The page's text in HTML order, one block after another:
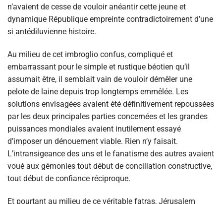
n’avaient de cesse de vouloir anéantir cette jeune et
dynamique République empreinte contradictoirement d’une
si antédiluvienne histoire.
Au milieu de cet imbroglio confus, compliqué et
embarrassant pour le simple et rustique béotien qu’il
assumait être, il semblait vain de vouloir démêler une
pelote de laine depuis trop longtemps emmêlée. Les
solutions envisagées avaient été définitivement repoussées
par les deux principales parties concernées et les grandes
puissances mondiales avaient inutilement essayé
d’imposer un dénouement viable. Rien n’y faisait.
L’intransigeance des uns et le fanatisme des autres avaient
voué aux gémonies tout début de conciliation constructive,
tout début de confiance réciproque.
Et pourtant au milieu de ce véritable fatras, Jérusalem